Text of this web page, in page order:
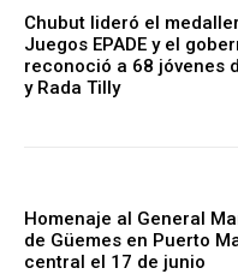
Chubut lideró el
Juegos EPADE y el
reconoció a 68 jóvenes
y Rada Tilly
Homenaje al General
de Güemes en Puerto
central el 17 de junio